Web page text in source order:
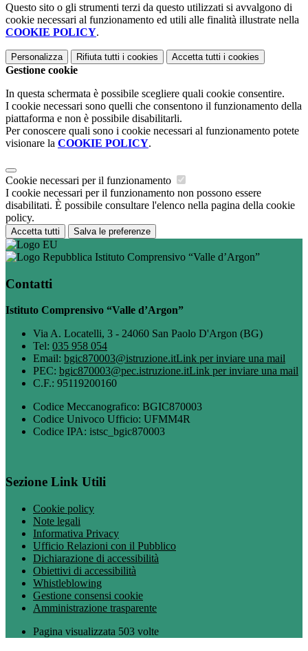
Questo sito o gli strumenti terzi da questo utilizzati si avvalgono di
cookie necessari al funzionamento ed utili alle finalità illustrate nella
COOKIE POLICY.
Personalizza Rifiuta tutti i cookies Accetta tutti i cookies
Gestione cookie
In questa schermata è possibile scegliere quali cookie consentire.
I cookie necessari sono quelli che consentono il funzionamento della
piattaforma e non è possibile disabilitarli.
Per conoscere quali sono i cookie necessari al funzionamento potete
visionare la COOKIE POLICY.
Cookie necessari per il funzionamento
I cookie necessari per il funzionamento non possono essere
disabilitati. È possibile consultare l'elenco nella pagina della cookie
policy.
Accetta tutti Salva le preferenze
Istituto Comprensivo “Valle d’Argon”
Contatti
Istituto Comprensivo “Valle d’Argon”
Via A. Locatelli, 3 - 24060 San Paolo D'Argon (BG)
Tel: 035 958 054
Email: bgic870003@istruzione.itLink per inviare una mail
PEC: bgic870003@pec.istruzione.itLink per inviare una mail
C.F.: 95119200160
Codice Meccanografico: BGIC870003
Codice Univoco Ufficio: UFMM4R
Codice IPA: istsc_bgic870003
Sezione Link Utili
Cookie policy
Note legali
Informativa Privacy
Ufficio Relazioni con il Pubblico
Dichiarazione di accessibilità
Obiettivi di accessibilità
Whistleblowing
Gestione consensi cookie
Amministrazione trasparente
Pagina visualizzata 503 volte